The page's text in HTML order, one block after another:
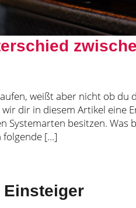
weißt aber nicht ob du
dir in diesem Artikel eine
Systemarten besitzen. Was
[...]
Einsteiger